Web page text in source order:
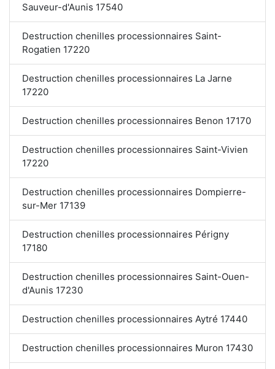
Sauveur-d'Aunis 17540
Destruction chenilles processionnaires Saint-
Rogatien 17220
Destruction chenilles processionnaires La Jarne
17220
Destruction chenilles processionnaires Benon 17170
Destruction chenilles processionnaires Saint-Vivien
17220
Destruction chenilles processionnaires Dompierre-
sur-Mer 17139
Destruction chenilles processionnaires Périgny
17180
Destruction chenilles processionnaires Saint-Ouen-
d'Aunis 17230
Destruction chenilles processionnaires Aytré 17440
Destruction chenilles processionnaires Muron 17430